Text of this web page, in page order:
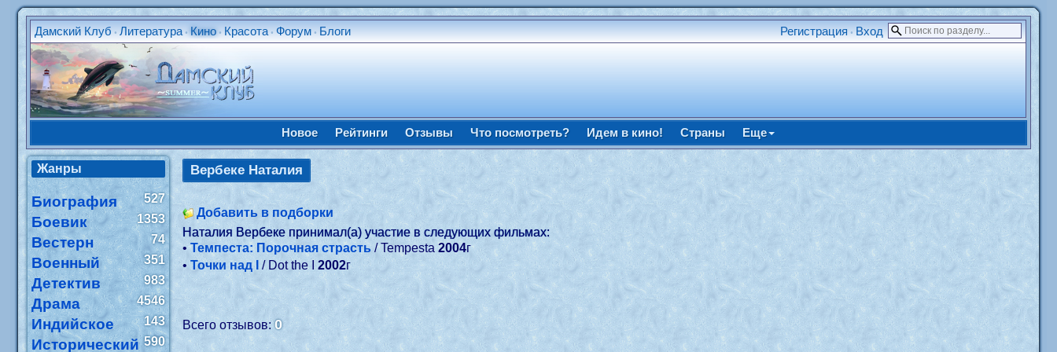
Дамский Клуб •Литература •Кино • Красота •Форум • Блоги Регистрация • Вход
Новое Рейтинги Отзывы Что посмотреть? Идем в кино! Страны Еще
Жанры
Биография 527
Боевик 1353
Вестерн 74
Военный 351
Детектив 983
Драма 4546
Индийское 143
Исторический 590
Вербеке Наталия
Добавить в подборки
Наталия Вербеке принимал(а) участие в следующих фильмах:
•Темпеста: Порочная страсть / Tempesta2004г
•Точки над I / Dot the I2002г
Всего отзывов:0